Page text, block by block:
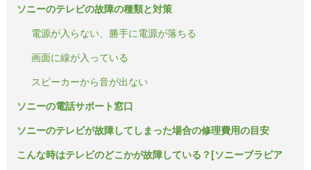
ソニーのテレビの故障の種類と対策
電源が入らない、勝手に電源が落ちる
画面に線が入っている
スピーカーから音が出ない
ソニーの電話サポート窓口
ソニーのテレビが故障してしまった場合の修理費用の目安
こんな時はテレビのどこかが故障している？[ソニーブラビア